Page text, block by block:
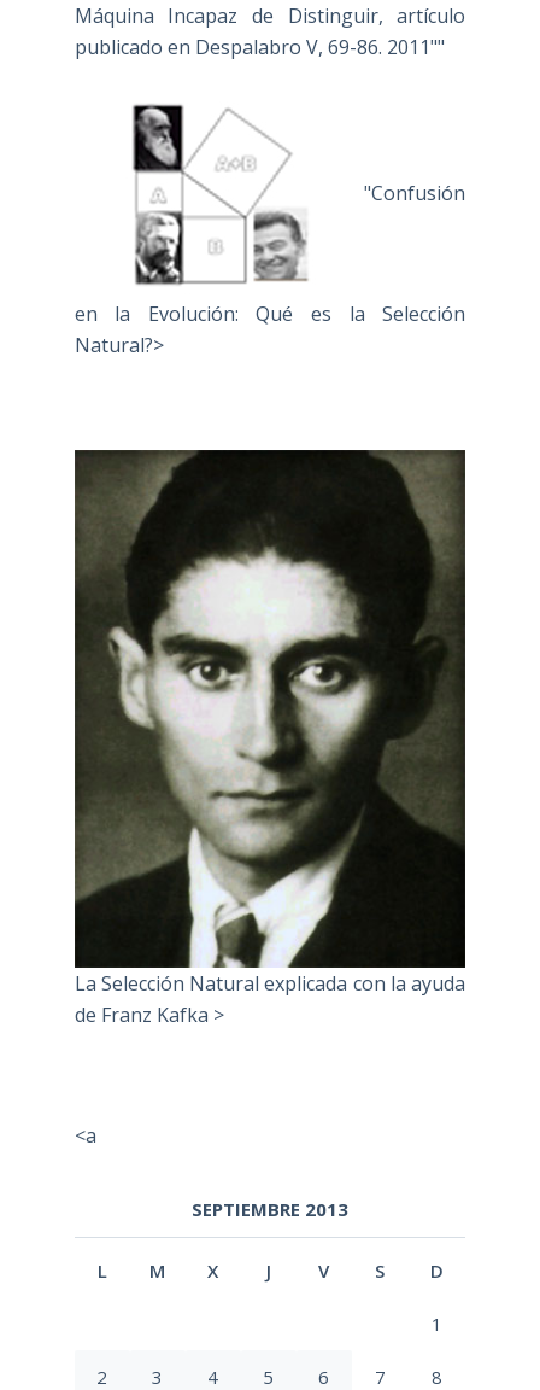
Máquina Incapaz de Distinguir, artículo
publicado en Despalabro V, 69-86. 2011""
"Confusión
en la Evolución: Qué es la Selección
Natural?>
La Selección Natural explicada con la ayuda
de Franz Kafka >
<a
SEPTIEMBRE 2013
L M X J V S D
1
2 3 4 5 6 7 8